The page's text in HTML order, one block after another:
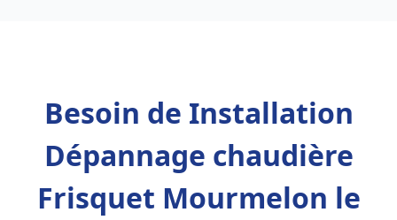
Besoin de Installation
Dépannage chaudière
Frisquet Mourmelon le